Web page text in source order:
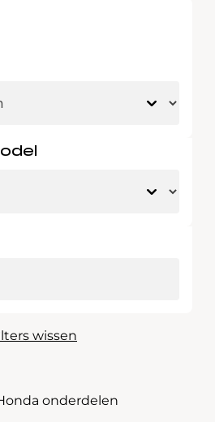
wissen
onderdelen